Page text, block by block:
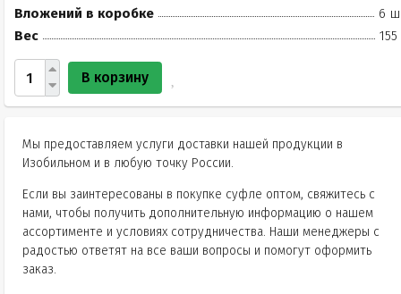
Вложений в коробке
6
Вес
155
В корзину
Мы предоставляем услуги доставки нашей продукции в
Изобильном и в любую точку России.
Если вы заинтересованы в покупке суфле оптом, свяжитесь с
нами, чтобы получить дополнительную информацию о нашем
ассортименте и условиях сотрудничества. Наши менеджеры с
радостью ответят на все ваши вопросы и помогут оформить
заказ.